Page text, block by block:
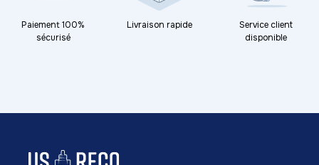
Paiement 100%
sécurisé
Livraison rapide
Service client
disponible